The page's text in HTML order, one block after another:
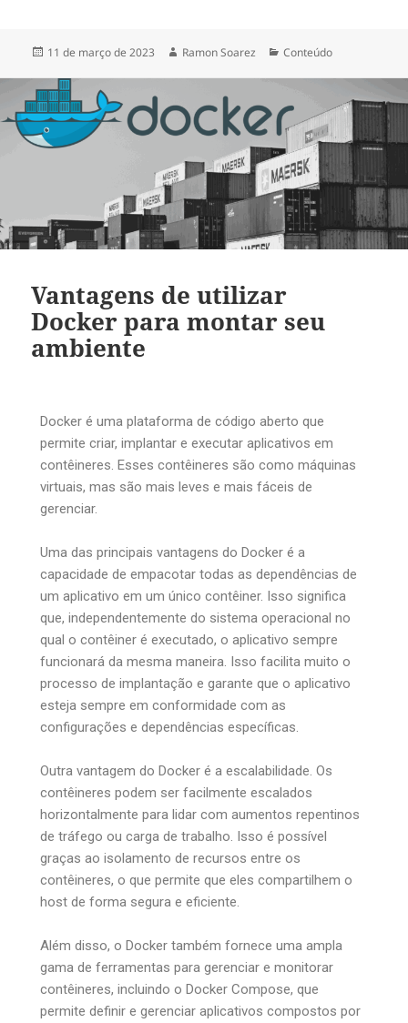
11 de março de 2023 Ramon Soarez Conteúdo
Vantagens de utilizar
Docker para montar seu
ambiente
Docker é uma plataforma de código aberto que
permite criar, implantar e executar aplicativos em
contêineres. Esses contêineres são como máquinas
virtuais, mas são mais leves e mais fáceis de
gerenciar.
Uma das principais vantagens do Docker é a
capacidade de empacotar todas as dependências de
um aplicativo em um único contêiner. Isso significa
que, independentemente do sistema operacional no
qual o contêiner é executado, o aplicativo sempre
funcionará da mesma maneira. Isso facilita muito o
processo de implantação e garante que o aplicativo
esteja sempre em conformidade com as
configurações e dependências específicas.
Outra vantagem do Docker é a escalabilidade. Os
contêineres podem ser facilmente escalados
horizontalmente para lidar com aumentos repentinos
de tráfego ou carga de trabalho. Isso é possível
graças ao isolamento de recursos entre os
contêineres, o que permite que eles compartilhem o
host de forma segura e eficiente.
Além disso, o Docker também fornece uma ampla
gama de ferramentas para gerenciar e monitorar
contêineres, incluindo o Docker Compose, que
permite definir e gerenciar aplicativos compostos por